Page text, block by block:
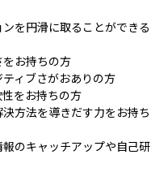
を円滑に取ることができる
お持ちの方
ィブさがおありの方
をお持ちの方
方法を導きだす力をお持ち
のキャッチアップや自己研